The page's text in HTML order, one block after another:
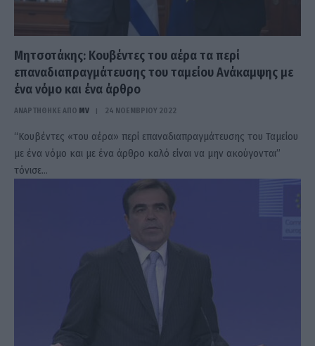
Μητσοτάκης: Κουβέντες του αέρα τα περί
επαναδιαπραγμάτευσης του ταμείου Ανάκαμψης με
ένα νόμο και ένα άρθρο
ΑΝΑΡΤΗΘΗΚΕ ΑΠΟ MV 24 ΝΟΕΜΒΡΊΟΥ 2022
“Κουβέντες «του αέρα» περί επαναδιαπραγμάτευσης του Ταμείου
με ένα νόμο και με ένα άρθρο καλό είναι να μην ακούγονται”
τόνισε…